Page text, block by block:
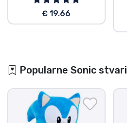
€ 19.66
Popularne Sonic stvari